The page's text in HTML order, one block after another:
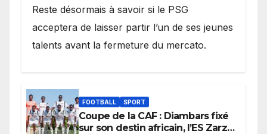
Reste désormais à savoir si le PSG
acceptera de laisser partir l’un de ses jeunes
talents avant la fermeture du mercato.
FOOTBALL SPORT
Coupe de la CAF : Diambars fixé
sur son destin africain, l’ES Zarzis